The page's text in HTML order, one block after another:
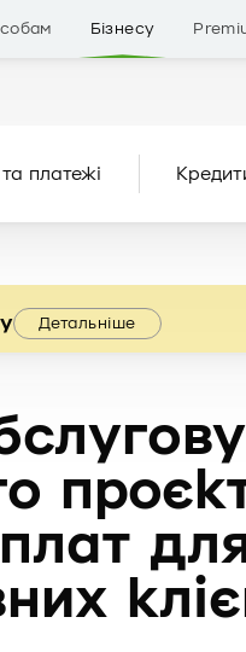
Бізнесу
платежі
Детальніше